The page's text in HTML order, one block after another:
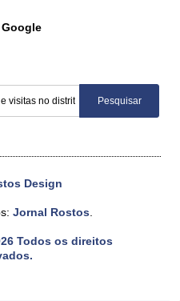
Design
Jornal Rostos.
Todos os direitos